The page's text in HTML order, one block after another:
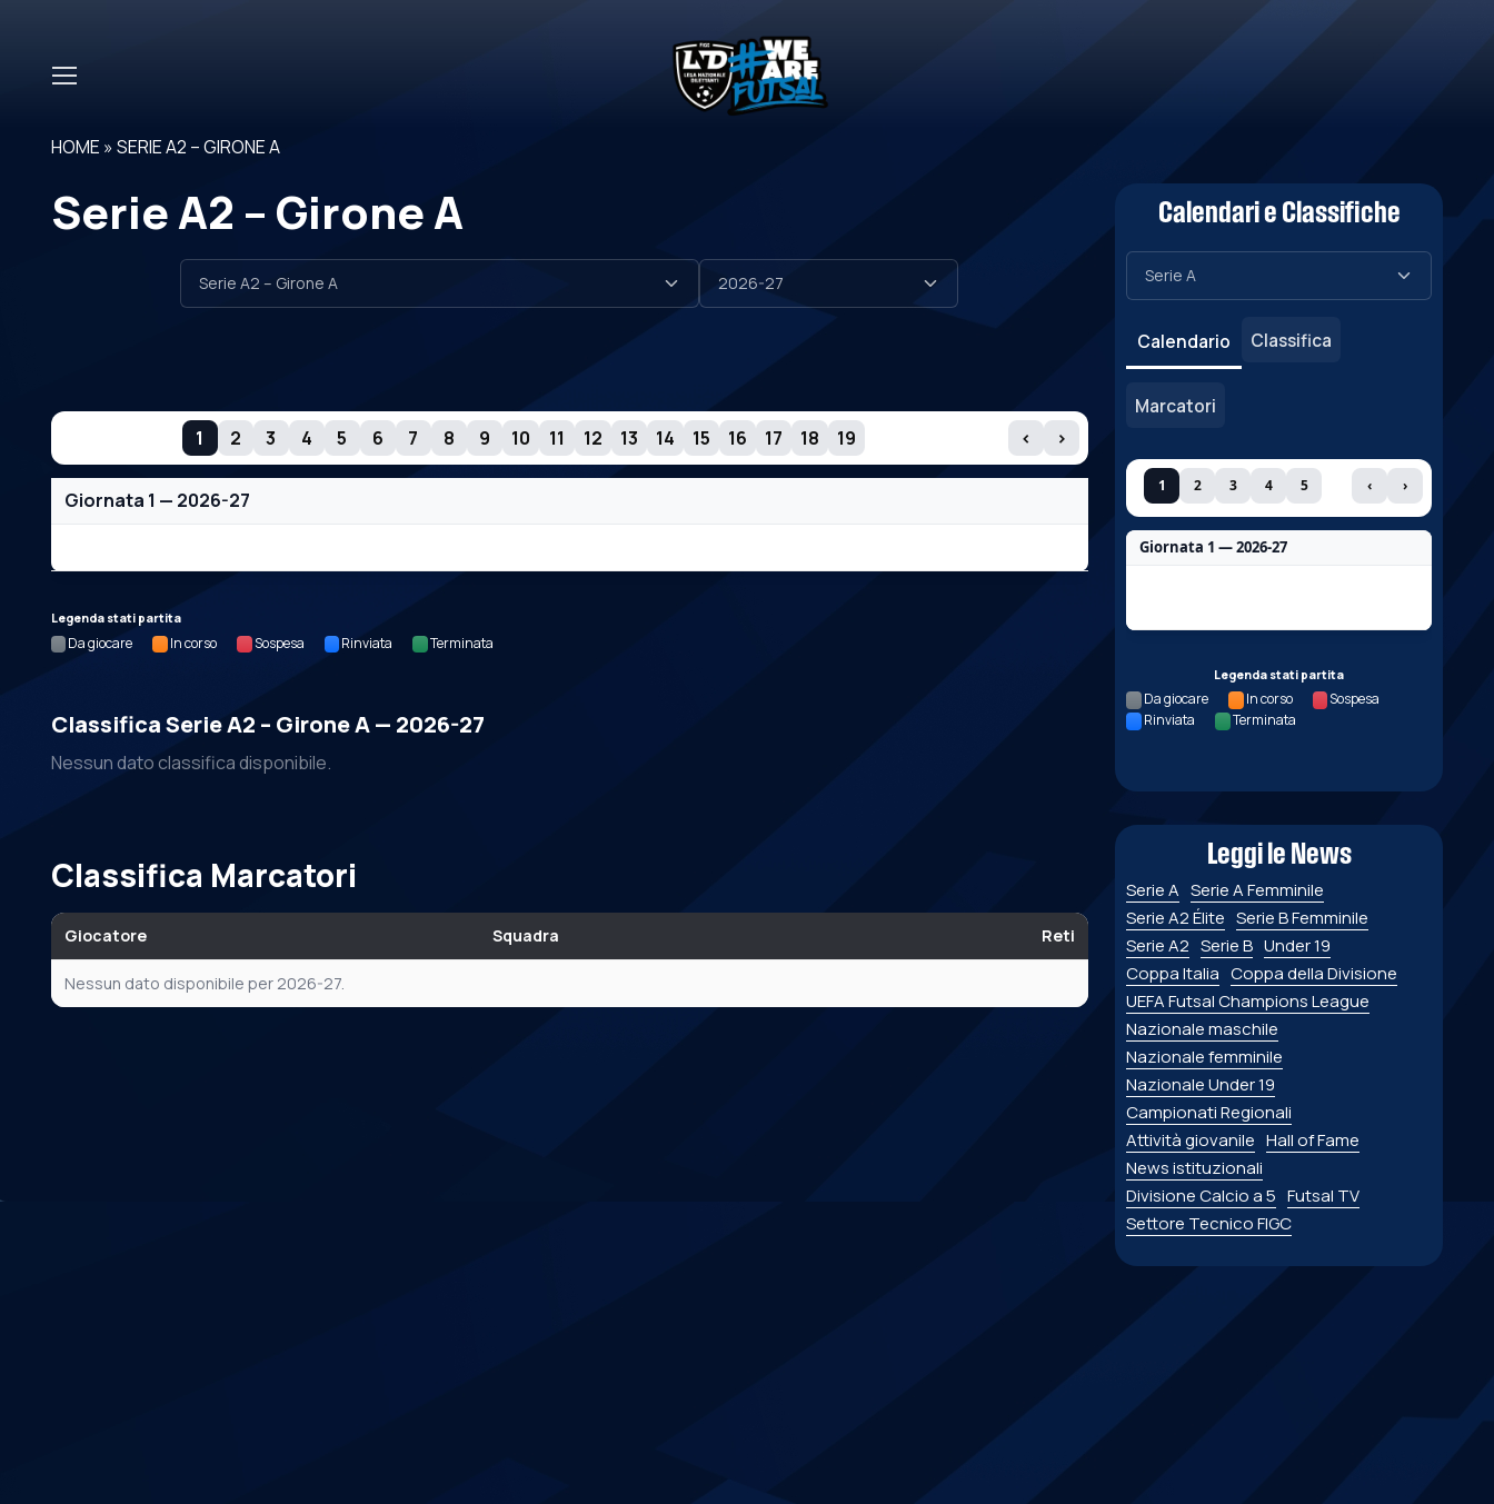
HOME »SERIE A2 – GIRONE A
Serie A2 – Girone A
1 2 3 4 5 6 7 8 9 10 11 12 13 14 15 16 17 18 19 ‹ ›
Giornata 1 — 2026-27
Legenda stati partita
Da giocare In corso Sospesa Rinviata Terminata
Classifica Serie A2 – Girone A — 2026-27
Nessun dato classifica disponibile.
Classifica Marcatori
Giocatore Squadra Reti
Nessun dato disponibile per 2026-27.
Calendari e Classifiche
Calendario Classifica
Marcatori
1 2 3 4 5 ‹ ›
Giornata 1 — 2026-27
Legenda stati partita
Da giocare In corso
Sospesa
Rinviata
Terminata
Leggi le News
Serie A Serie A Femminile
Serie A2 Élite Serie B Femminile
Serie A2 Serie B Under 19
Coppa Italia Coppa della Divisione
UEFA Futsal Champions League
Nazionale maschile
Nazionale femminile
Nazionale Under 19
Campionati Regionali
Attività giovanile Hall of Fame
News istituzionali
Divisione Calcio a 5 Futsal TV
Settore Tecnico FIGC